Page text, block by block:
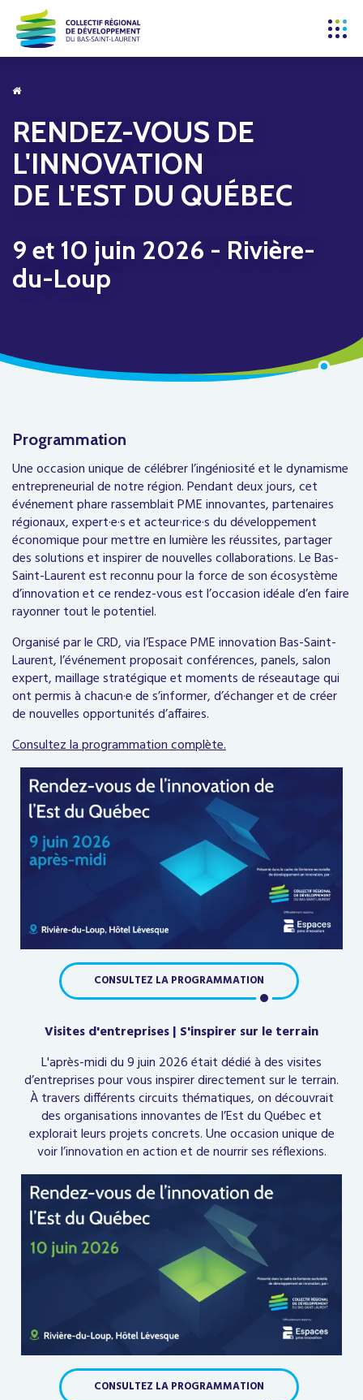
RENDEZ-VOUS DE
L'INNOVATION
DE L'EST DU QUÉBEC
9 et 10 juin 2026 - Rivière-
du-Loup
Programmation
Une occasion unique de célébrer l’ingéniosité et le dynamisme
entrepreneurial de notre région. Pendant deux jours, cet
événement phare rassemblait PME innovantes, partenaires
régionaux, expert·e·s et acteur·rice·s du développement
économique pour mettre en lumière les réussites, partager
des solutions et inspirer de nouvelles collaborations. Le Bas-
Saint-Laurent est reconnu pour la force de son écosystème
d’innovation et ce rendez-vous est l’occasion idéale d’en faire
rayonner tout le potentiel.
Organisé par le CRD, via l’Espace PME innovation Bas-Saint-
Laurent, l’événement proposait conférences, panels, salon
expert, maillage stratégique et moments de réseautage qui
ont permis à chacun·e de s’informer, d’échanger et de créer
de nouvelles opportunités d’affaires.
Consultez la programmation complète.
CONSULTEZ LA PROGRAMMATION
Visites d'entreprises | S'inspirer sur le terrain
L'après-midi du 9 juin 2026 était dédié à des visites
d’entreprises pour vous inspirer directement sur le terrain.
À travers différents circuits thématiques, on découvrait
des organisations innovantes de l’Est du Québec et
explorait leurs projets concrets. Une occasion unique de
voir l’innovation en action et de nourrir ses réflexions.
CONSULTEZ LA PROGRAMMATION